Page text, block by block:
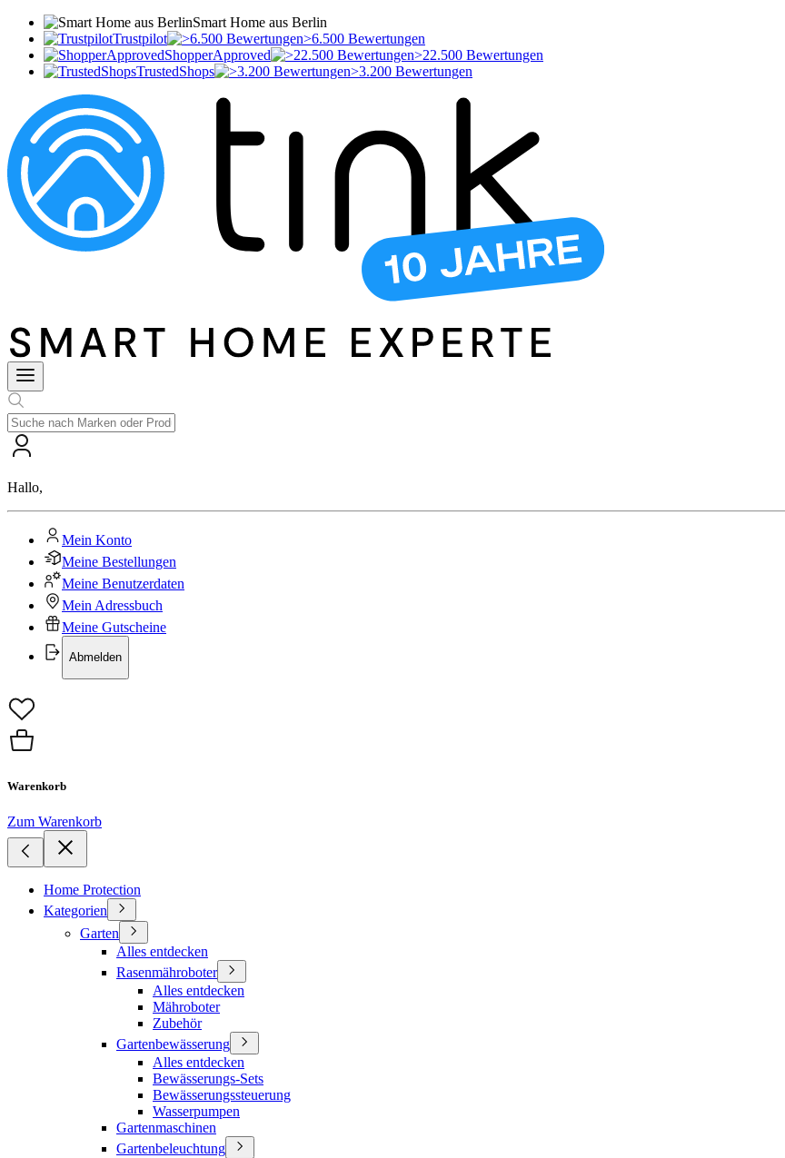
Smart Home aus Berlin
Trustpilot
>6.500 Bewertungen
ShopperApproved
>22.500 Bewertungen
TrustedShops
>3.200 Bewertungen
Hallo,
Mein Konto
Meine Bestellungen
Meine Benutzerdaten
Mein Adressbuch
Meine Gutscheine
Abmelden
Warenkorb
Zum Warenkorb
Home Protection
Kategorien
Garten
Alles entdecken
Rasenmähroboter
Alles entdecken
Mähroboter
Zubehör
Gartenbewässerung
Alles entdecken
Bewässerungs-Sets
Bewässerungssteuerung
Wasserpumpen
Gartenmaschinen
Gartenbeleuchtung